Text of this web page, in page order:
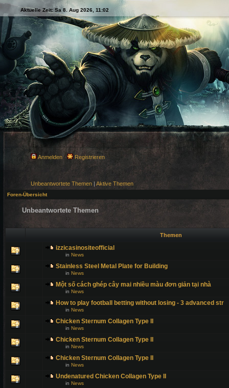
Aktuelle Zeit: Sa 8. Aug 2026, 11:02
Anmelden Registrieren
Unbeantwortete Themen | Aktive Themen
Foren-Übersicht
Unbeantwortete Themen
Themen
izzicasinositeofficial
in News
Stainless Steel Metal Plate for Building
in News
Một số cách ghép cây mai nhiều màu đơn giản tại nhà
in News
How to play football betting without losing - 3 advanced str
in News
Chicken Sternum Collagen Type II
in News
Chicken Sternum Collagen Type II
in News
Chicken Sternum Collagen Type II
in News
Undenatured Chicken Collagen Type II
in News